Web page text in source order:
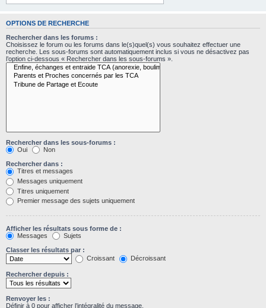
OPTIONS DE RECHERCHE
Rechercher dans les forums :
Choisissez le forum ou les forums dans le(s)quel(s) vous souhaitez effectuer une
recherche. Les sous-forums sont automatiquement inclus si vous ne désactivez pas
l’option ci-dessous « Rechercher dans les sous-forums ».
Rechercher dans les sous-forums :
Oui
Non
Rechercher dans :
Titres et messages
Messages uniquement
Titres uniquement
Premier message des sujets uniquement
Afficher les résultats sous forme de :
Messages
Sujets
Classer les résultats par :
Croissant
Décroissant
Rechercher depuis :
Renvoyer les :
Définir à 0 pour afficher l’intégralité du message.